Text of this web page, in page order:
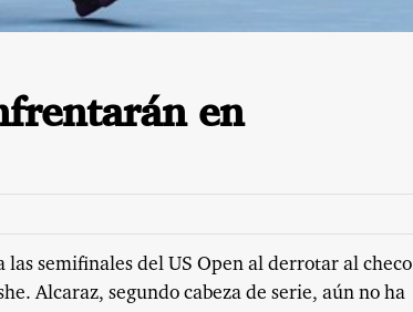
en
las semifinales del US Open al derrotar al checo
Alcaraz, segundo cabeza de serie, aún no ha